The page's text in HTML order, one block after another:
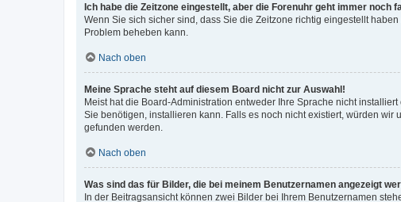
Ich habe die Zeitzone eingestellt, aber die Forenuhr geht immer noch
Wenn Sie sich sicher sind, dass Sie die Zeitzone richtig eingestellt
Problem beheben kann.
Nach oben
Meine Sprache steht auf diesem Board nicht zur Auswahl!
Meist hat die Board-Administration entweder Ihre Sprache nicht
Sie benötigen, installieren kann. Falls es noch nicht existiert, würden
gefunden werden.
Nach oben
Was sind das für Bilder, die bei meinem Benutzernamen angezeigt
In der Beitragsansicht können zwei Bilder bei Ihrem Benutzernamen